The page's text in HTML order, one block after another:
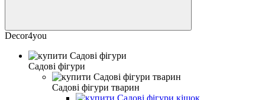
Decor4you
Садові фігури
Садові фігури тварин